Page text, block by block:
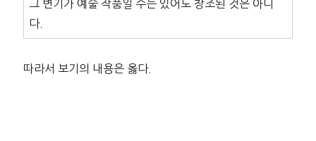
그 변기가 예술 작품일 수는 있어도 창조된 것은 아니
다.
따라서 보기의 내용은 옳다.